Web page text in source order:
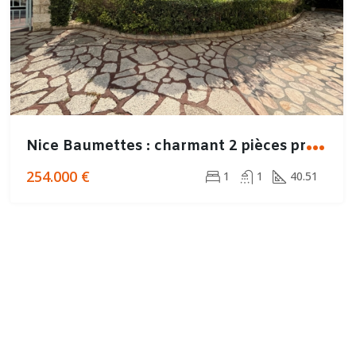
N
ice Baumettes : charmant 2 pièces près de la mer
254.000 € 1 1 40.51